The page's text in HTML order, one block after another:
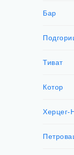
Бар
Тиват
Котор
Херцег-